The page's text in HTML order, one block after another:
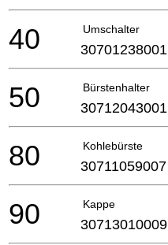
Umschalter
40 30701238001
Bürstenhalter
50 30712043001
Kohlebürste
80 30711059007
Kappe
90 30713010009